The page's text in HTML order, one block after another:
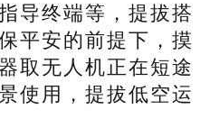
导终端等，提拔搭
平安的前提下，摸
取无人机正在短途
使用，提拔低空运